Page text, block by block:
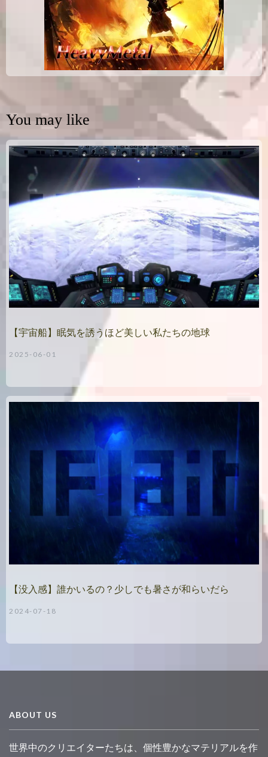
You may like
【宇宙船】眠気を誘うほど美しい私たちの地球
2025-06-01
【没入感】誰かいるの？少しでも暑さが和らいだら
2024-07-18
ABOUT US
世界中のクリエイターたちは、個性豊かなマテリアルを作